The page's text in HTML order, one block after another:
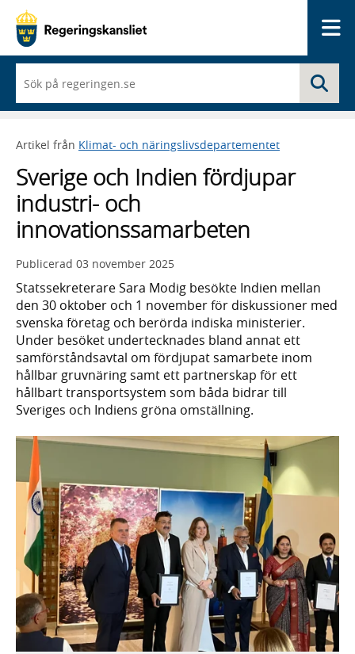
du
börjar
skriva
framträder
lista
med
sökförslag
Artikel från Klimat- och näringslivsdepartementet
Sverige och Indien fördjupar
industri- och
innovationssamarbeten
Publicerad 03 november 2025
Statssekreterare Sara Modig besökte Indien mellan
den 30 oktober och 1 november för diskussioner med
svenska företag och berörda indiska ministerier.
Under besöket undertecknades bland annat ett
samförståndsavtal om fördjupat samarbete inom
hållbar gruvnäring samt ett partnerskap för ett
hållbart transportsystem som båda bidrar till
Sveriges och Indiens gröna omställning.